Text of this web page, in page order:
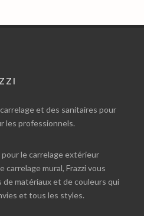
et des sanitaires pour
les professionnels.
le carrelage extérieur
carrelage mural, Frazzi vous
de matériaux et de couleurs qui
et tous les styles.